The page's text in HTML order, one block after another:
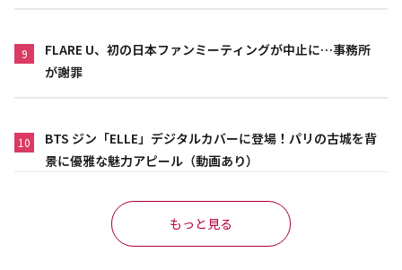
9
FLARE U、初の日本ファンミーティングが中止に…事務所
が謝罪
10
BTS ジン「ELLE」デジタルカバーに登場！パリの古城を背
景に優雅な魅力アピール（動画あり）
もっと見る